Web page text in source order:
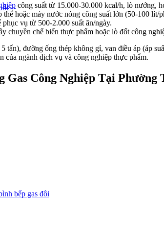
bếp gas đôi
công suất từ 15.000-30.000 kcal/h, lò nướng,
thể hoặc máy nước nóng công suất lớn (50-100 lít/
phục vụ từ 500-2.000 suất ăn/ngày.
chuyền chế biến thực phẩm hoặc lò đốt công
tấn), đường ống thép không gỉ, van điều áp (áp
của ngành dịch vụ và công nghiệp thực phẩm.
Công Nghiệp Tại Phường